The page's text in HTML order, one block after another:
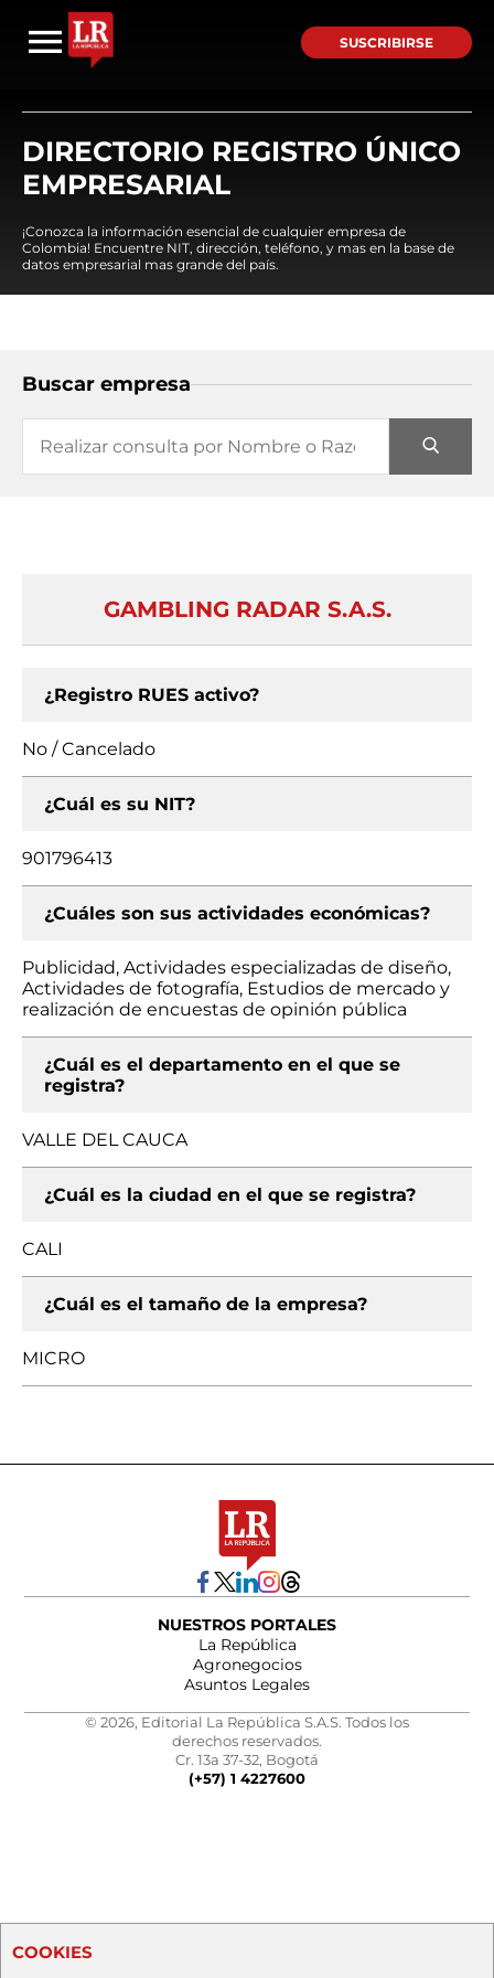
SUSCRIBIRSE
DIRECTORIO REGISTRO ÚNICO
EMPRESARIAL
¡Conozca la información esencial de cualquier empresa de
Colombia! Encuentre NIT, dirección, teléfono, y mas en la base de
datos empresarial mas grande del país.
Buscar empresa
GAMBLING RADAR S.A.S.
¿Registro RUES activo?
No / Cancelado
¿Cuál es su NIT?
901796413
¿Cuáles son sus actividades económicas?
Publicidad, Actividades especializadas de diseño,
Actividades de fotografía, Estudios de mercado y
realización de encuestas de opinión pública
¿Cuál es el departamento en el que se
registra?
VALLE DEL CAUCA
¿Cuál es la ciudad en el que se registra?
CALI
¿Cuál es el tamaño de la empresa?
MICRO
NUESTROS PORTALES
La República
Agronegocios
Asuntos Legales
© 2026, Editorial La República S.A.S. Todos los
derechos reservados.
Cr. 13a 37-32, Bogotá
(+57) 1 4227600
COOKIES